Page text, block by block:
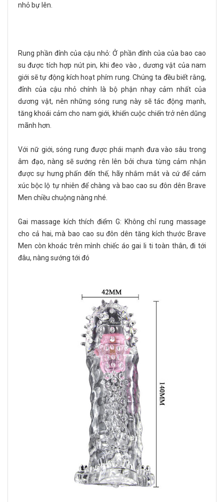
nhỏ bự lên.
Rung phần đỉnh của cậu nhỏ: Ở phần đỉnh của của bao cao
su được tích hợp nút pin, khi đeo vào , dương vật của nam
giới sẽ tự động kích hoạt phím rung. Chúng ta đều biết rằng,
đỉnh của cậu nhỏ chính là bộ phận nhạy cảm nhất của
dương vật, nên những sóng rung này sẽ tác động mạnh,
tăng khoái cảm cho nam giới, khiến cuộc chiến trở nên dũng
mãnh hơn.
Với nữ giới, sóng rung được phái mạnh đưa vào sâu trong
âm đạo, nàng sẽ sướng rên lên bởi chưa từng cảm nhận
được sự hưng phấn đến thế, hãy nhắm mắt và cứ để cảm
xúc bộc lộ tự nhiên để chàng và bao cao su đôn dên Brave
Men chiều chuộng nàng nhé.
Gai massage kích thích điểm G: Không chỉ rung massage
cho cả hai, mà bao cao su đôn dên tăng kích thước Brave
Men còn khoác trên mình chiếc áo gai li ti toàn thân, đi tới
đâu, nàng sướng tới đó